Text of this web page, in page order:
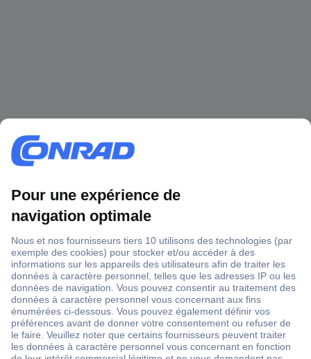
1 500 000 références
2500 marques
18 marques Conrad
Service après-vente
4 modes de livraison